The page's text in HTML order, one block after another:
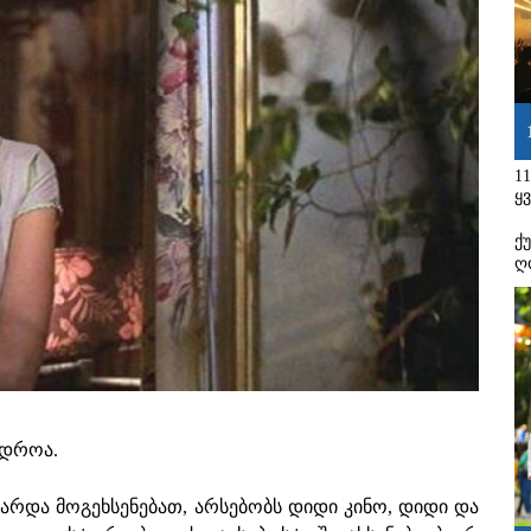
დროა.
მოგეხსენებათ, არსებობს დიდი კინო, დიდი და